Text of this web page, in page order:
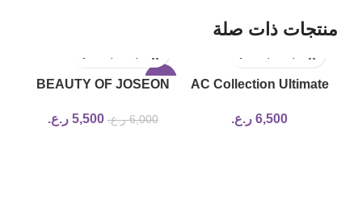
منتجات ذات صلة
AC Collection Ultimate
6,500 ر.ع.
-8%
BEAUTY OF JOSEON
Balm
6,000 ر.ع. 5,500 ر.ع.